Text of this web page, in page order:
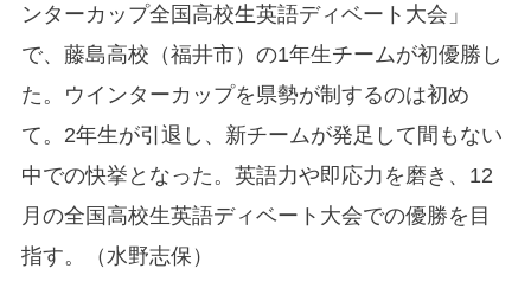
ンターカップ全国高校生英語ディベート大会」
で、藤島高校（福井市）の1年生チームが初優勝し
た。ウインターカップを県勢が制するのは初め
て。2年生が引退し、新チームが発足して間もない
中での快挙となった。英語力や即応力を磨き、12
月の全国高校生英語ディベート大会での優勝を目
指す。（水野志保）